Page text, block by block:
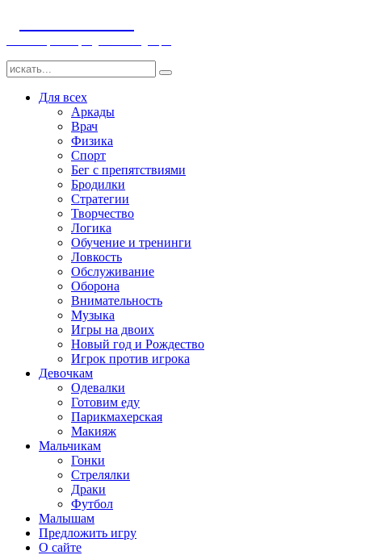
Для всех
Аркады
Врач
Физика
Спорт
Бег с препятствиями
Бродилки
Стратегии
Творчество
Логика
Обучение и тренинги
Ловкость
Обслуживание
Оборона
Внимательность
Музыка
Игры на двоих
Новый год и Рождество
Игрок против игрока
Девочкам
Одевалки
Готовим еду
Парикмахерская
Макияж
Мальчикам
Гонки
Стрелялки
Драки
Футбол
Малышам
Предложить игру
О сайте